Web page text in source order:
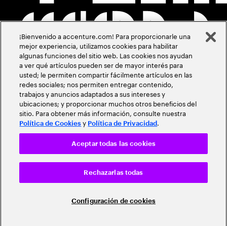
¡Bienvenido a accenture.com! Para proporcionarle una
mejor experiencia, utilizamos cookies para habilitar
algunas funciones del sitio web. Las cookies nos ayudan
a ver qué artículos pueden ser de mayor interés para
usted; le permiten compartir fácilmente artículos en las
redes sociales; nos permiten entregar contenido,
trabajos y anuncios adaptados a sus intereses y
ubicaciones; y proporcionar muchos otros beneficios del
sitio. Para obtener más información, consulte nuestra
Política de Cookies y Política de Privacidad .
Configuración de cookies
Rechazarlas todas
Aceptar todas las cookies